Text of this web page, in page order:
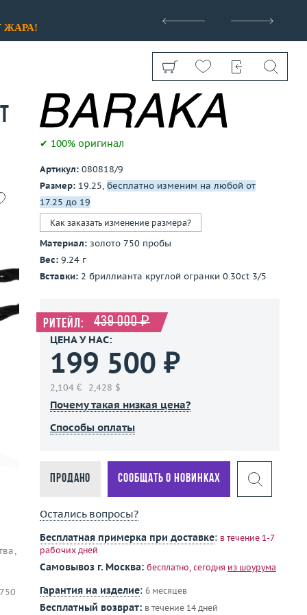
ЖАРА!
Показать все
✔ 100% оригинал
Артикул: 080818/9
Размер: 19.25, бесплатно изменим на любой от
17.25 до 19
Как заказать изменение размера?
Материал: золото 750 пробы
Вес: 9.24 г
Вставки: 2 бриллианта круглой огранки 0.30ct 3/5
Ритейл: 439 000 ₽
ЦЕНА У НАС:
199 500 ₽
2,104 € 2,428 $
Почему такая низкая цена?
Способы оплаты
Продано Сообщать о новинках
Остались вопросы?
Бесплатная примерка при доставке: в течение 1-7
рабочих дней
Самовывоз г. Москва: бесплатно, сегодня из шоурума
Гарантия на изделие: 6 месяцев
Бесплатный возврат: в течение 14 дней